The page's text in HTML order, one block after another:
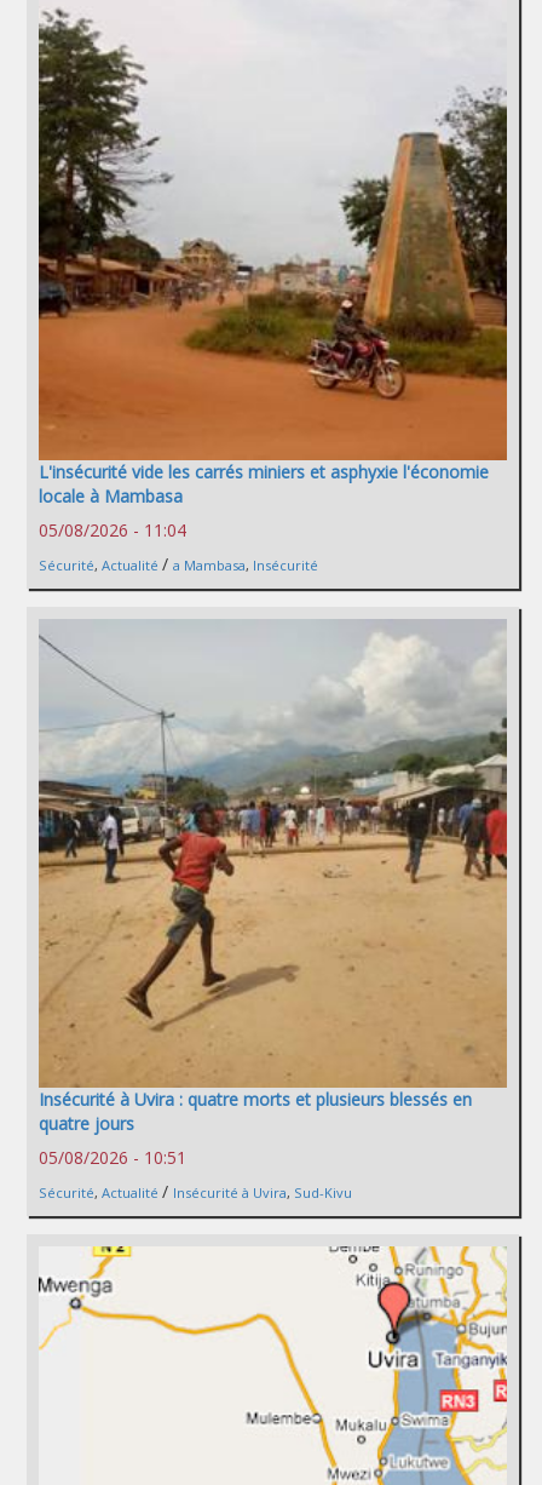
L'insécurité vide les carrés miniers et asphyxie l'économie
locale à Mambasa
05/08/2026 - 11:04
Sécurité, Actualité / a Mambasa, Insécurité
Insécurité à Uvira : quatre morts et plusieurs blessés en
quatre jours
05/08/2026 - 10:51
Sécurité, Actualité / Insécurité à Uvira, Sud-Kivu